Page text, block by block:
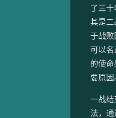
了三
其是二
于战败
可以名
的使
要原因
一战结
法，通